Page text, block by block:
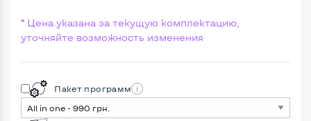
* Цена указана за текущую комплектацию,
уточняйте возможность изменения
Пакет программ